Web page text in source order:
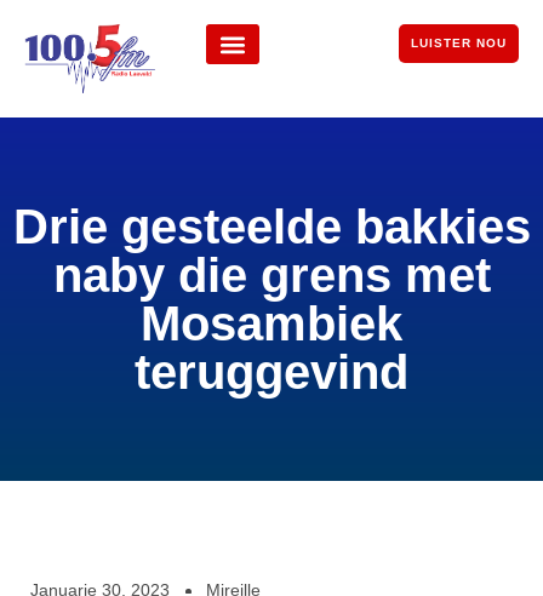
LUISTER NOU
Drie gesteelde bakkies
naby die grens met
Mosambiek
teruggevind
Januarie 30, 2023 Mireille